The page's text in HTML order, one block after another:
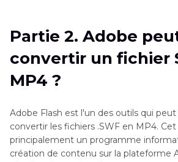
Partie 2
. Adobe peut-il
en MP4 ?
MP4 gratuitement ?
Partie 5 . La meilleure façon de
Partie 2. Adobe
convertir un fichier
MP4 ?
Adobe Flash est l'un des outils qui
convertir les fichiers .SWF en MP4.
principalement un programme
création de contenu sur la plateforme